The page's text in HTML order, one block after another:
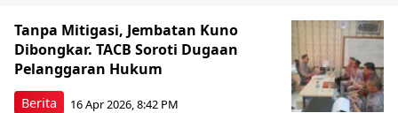
Berita
Tanpa Mitigasi, Jembatan Kuno
Dibongkar. TACB Soroti Dugaan
Pelanggaran Hukum
16 Apr 2026, 8:42 PM